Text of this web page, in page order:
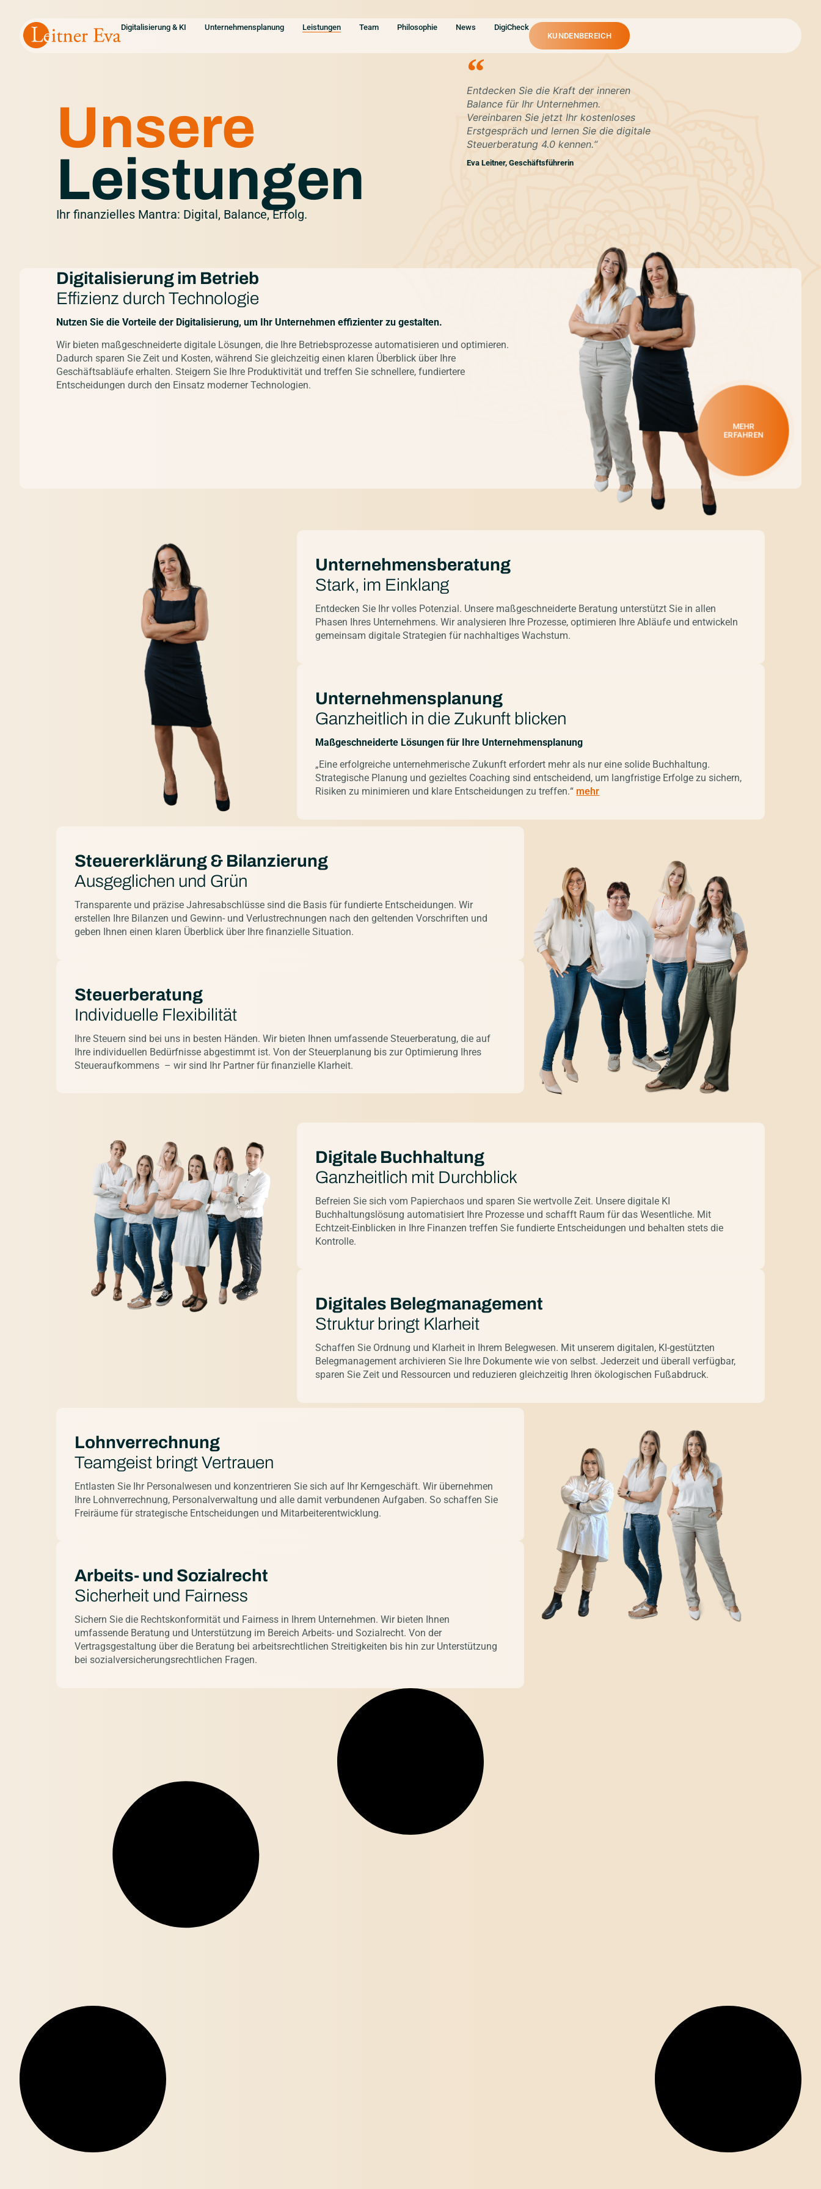
Digitalisierung & KI Unternehmensplanung Leistungen Team Philosophie News
DigiCheck
KUNDENBEREICH
Unsere
Leistungen
Ihr finanzielles Mantra: Digital, Balance, Erfolg.
Entdecken Sie die Kraft der inneren
Balance für Ihr Unternehmen.
Vereinbaren Sie jetzt Ihr kostenloses
Erstgespräch und lernen Sie die digitale
Steuerberatung 4.0 kennen.“
Eva Leitner, Geschäftsführerin
Digitalisierung im Betrieb
Effizienz durch Technologie
Nutzen Sie die Vorteile der Digitalisierung, um Ihr Unternehmen effizienter zu gestalten.
Wir bieten maßgeschneiderte digitale Lösungen, die Ihre Betriebsprozesse automatisieren und optimieren.
Dadurch sparen Sie Zeit und Kosten, während Sie gleichzeitig einen klaren Überblick über Ihre
Geschäftsabläufe erhalten. Steigern Sie Ihre Produktivität und treffen Sie schnellere, fundiertere
Entscheidungen durch den Einsatz moderner Technologien.
MEHR
ERFAHREN
Unternehmensberatung
Stark, im Einklang
Entdecken Sie Ihr volles Potenzial. Unsere maßgeschneiderte Beratung unterstützt Sie in allen
Phasen Ihres Unternehmens. Wir analysieren Ihre Prozesse, optimieren Ihre Abläufe und entwickeln
gemeinsam digitale Strategien für nachhaltiges Wachstum.
Unternehmensplanung
Ganzheitlich in die Zukunft blicken
Maßgeschneiderte Lösungen für Ihre Unternehmensplanung
„Eine erfolgreiche unternehmerische Zukunft erfordert mehr als nur eine solide Buchhaltung.
Strategische Planung und gezieltes Coaching sind entscheidend, um langfristige Erfolge zu sichern,
Risiken zu minimieren und klare Entscheidungen zu treffen.“ mehr
Steuererklärung & Bilanzierung
Ausgeglichen und Grün
Transparente und präzise Jahresabschlüsse sind die Basis für fundierte Entscheidungen. Wir
erstellen Ihre Bilanzen und Gewinn- und Verlustrechnungen nach den geltenden Vorschriften und
geben Ihnen einen klaren Überblick über Ihre finanzielle Situation.
Steuerberatung
Individuelle Flexibilität
Ihre Steuern sind bei uns in besten Händen. Wir bieten Ihnen umfassende Steuerberatung, die auf
Ihre individuellen Bedürfnisse abgestimmt ist. Von der Steuerplanung bis zur Optimierung Ihres
Steueraufkommens – wir sind Ihr Partner für finanzielle Klarheit.
Digitale Buchhaltung
Ganzheitlich mit Durchblick
Befreien Sie sich vom Papierchaos und sparen Sie wertvolle Zeit. Unsere digitale KI
Buchhaltungslösung automatisiert Ihre Prozesse und schafft Raum für das Wesentliche. Mit
Echtzeit-Einblicken in Ihre Finanzen treffen Sie fundierte Entscheidungen und behalten stets die
Kontrolle.
Digitales Belegmanagement
Struktur bringt Klarheit
Schaffen Sie Ordnung und Klarheit in Ihrem Belegwesen. Mit unserem digitalen, KI-gestützten
Belegmanagement archivieren Sie Ihre Dokumente wie von selbst. Jederzeit und überall verfügbar,
sparen Sie Zeit und Ressourcen und reduzieren gleichzeitig Ihren ökologischen Fußabdruck.
Lohnverrechnung
Teamgeist bringt Vertrauen
Entlasten Sie Ihr Personalwesen und konzentrieren Sie sich auf Ihr Kerngeschäft. Wir übernehmen
Ihre Lohnverrechnung, Personalverwaltung und alle damit verbundenen Aufgaben. So schaffen Sie
Freiräume für strategische Entscheidungen und Mitarbeiterentwicklung.
Arbeits- und Sozialrecht
Sicherheit und Fairness
Sichern Sie die Rechtskonformität und Fairness in Ihrem Unternehmen. Wir bieten Ihnen
umfassende Beratung und Unterstützung im Bereich Arbeits- und Sozialrecht. Von der
Vertragsgestaltung über die Beratung bei arbeitsrechtlichen Streitigkeiten bis hin zur Unterstützung
bei sozialversicherungsrechtlichen Fragen.